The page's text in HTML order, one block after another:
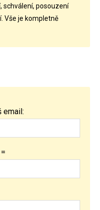
schválení, posouzení
Vše je kompletně
email: